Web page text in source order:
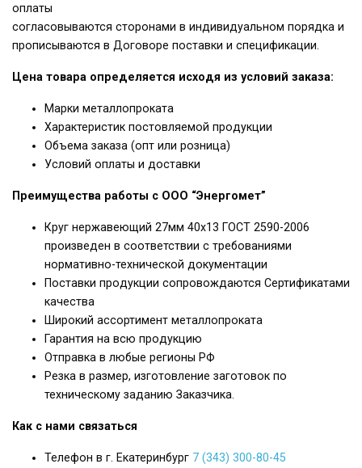
оплаты
согласовываются сторонами в индивидуальном порядка и
прописываются в Договоре поставки и спецификации.
Цена товара определяется исходя из условий заказа:
Марки металлопроката
Характеристик постовляемой продукции
Объема заказа (опт или розница)
Условий оплаты и доставки
Преимущества работы с ООО “Энергомет”
Круг нержавеющий 27мм 40х13 ГОСТ 2590-2006
произведен в соответствии с требованиями
нормативно-технической документации
Поставки продукции сопровождаются Сертификатами
качества
Широкий ассортимент металлопроката
Гарантия на всю продукцию
Отправка в любые регионы РФ
Резка в размер, изготовление заготовок по
техническому заданию Заказчика.
Как с нами связаться
Телефон в г. Екатеринбург 7 (343) 300-80-45